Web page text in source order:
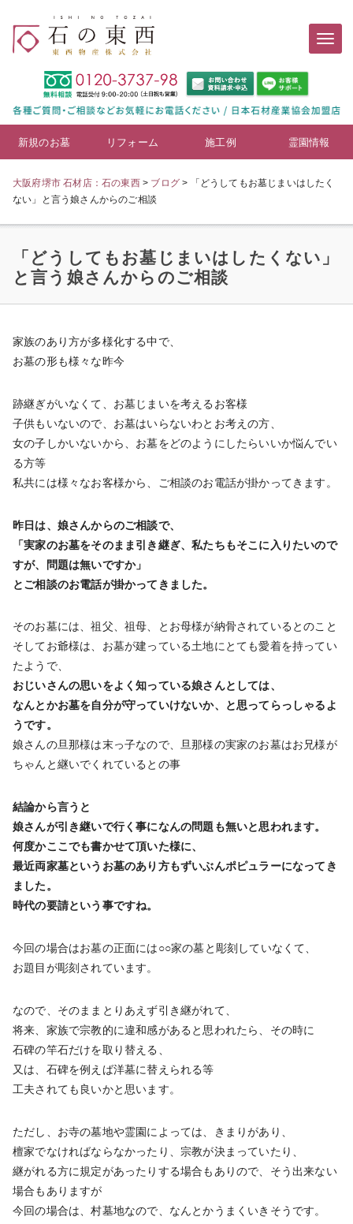
新規のお墓 リフォーム 施工例 霊園情報
大阪府堺市 石材店：石の東西> ブログ >
「どうしてもお墓じまいはしたく
ない」と言う娘さんからのご相談
「どうしてもお墓じまいはしたくない」
と言う娘さんからのご相談
家族のあり方が多様化する中で、
お墓の形も様々な昨今
跡継ぎがいなくて、お墓じまいを考えるお客様
子供もいないので、お墓はいらないわとお考えの方、
女の子しかいないから、お墓をどのようにしたらいいか悩んでい
る方等
私共には様々なお客様から、ご相談のお電話が掛かってきます。
昨日は、娘さんからのご相談で、
「実家のお墓をそのまま引き継ぎ、私たちもそこに入りたいので
すが、問題は無いですか」
とご相談のお電話が掛かってきました。
そのお墓には、祖父、祖母、とお母様が納骨されているとのこと
そしてお爺様は、お墓が建っている土地にとても愛着を持ってい
たようで、
おじいさんの思いをよく知っている娘さんとしては、
なんとかお墓を自分が守っていけないか、と思ってらっしゃるよ
うです。
娘さんの旦那様は末っ子なので、旦那様の実家のお墓はお兄様が
ちゃんと継いでくれているとの事
結論から言うと
娘さんが引き継いで行く事になんの問題も無いと思われます。
何度かここでも書かせて頂いた様に、
最近両家墓というお墓のあり方もずいぶんポピュラーになってき
ました。
時代の要請という事ですね。
今回の場合はお墓の正面には○○家の墓と彫刻していなくて、
お題目が彫刻されています。
なので、そのままとりあえず引き継がれて、
将来、家族で宗教的に違和感があると思われたら、その時に
石碑の竿石だけを取り替える、
又は、石碑を例えば洋墓に替えられる等
工夫されても良いかと思います。
ただし、お寺の墓地や霊園によっては、きまりがあり、
檀家でなければならなかったり、宗教が決まっていたり、
継がれる方に規定があったりする場合もありので、そう出来ない
場合もありますが
今回の場合は、村墓地なので、なんとかうまくいきそうです。